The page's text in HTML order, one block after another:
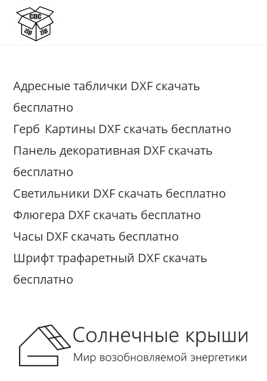
Перейти
содержимому
Адресные таблички DXF скачать
бесплатно
Герб Картины DXF скачать бесплатно
Панель декоративная DXF скачать
бесплатно
Светильники DXF скачать бесплатно
Флюгера DXF скачать бесплатно
Часы DXF скачать бесплатно
Шрифт трафаретный DXF скачать
бесплатно